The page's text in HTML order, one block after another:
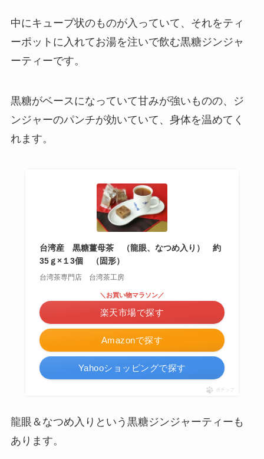
中にキューブ状のものが入っていて、それをティ
ーポットに入れてお湯を注いで飲む黒糖ジンジャ
ーティーです。
黒糖がベースになっていて甘みが強いものの、ジ
ンジャーのパンチが効いていて、身体を温めてく
れます。
台湾産 黒糖薑母茶 （龍眼、なつめ入り） 約
35ｇ×１3個 （固形）
台湾茶専門店 台湾茶工房
Amazonで探す
＼お買い物マラソン／
楽天市場で探す
Yahooショッピングで探す
ポチップ
龍眼＆なつめ入りという黒糖ジンジャーティーも
あります。